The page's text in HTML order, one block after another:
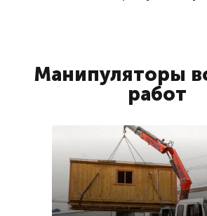
Манипуляторы
работ